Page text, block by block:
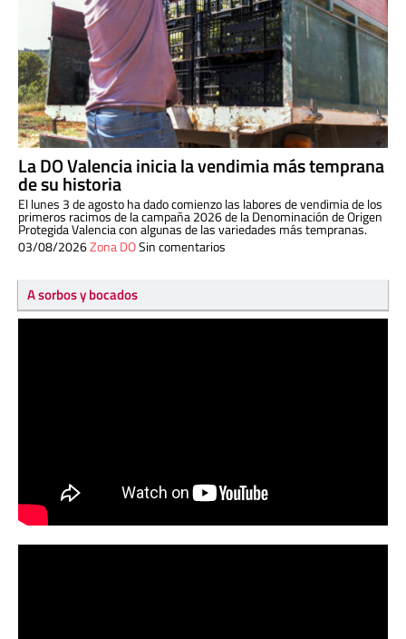
La DO Valencia inicia la vendimia más temprana
de su historia
El lunes 3 de agosto ha dado comienzo las labores de vendimia de los
primeros racimos de la campaña 2026 de la Denominación de Origen
Protegida Valencia con algunas de las variedades más tempranas.
03/08/2026Zona DOSin comentarios
A sorbos y bocados